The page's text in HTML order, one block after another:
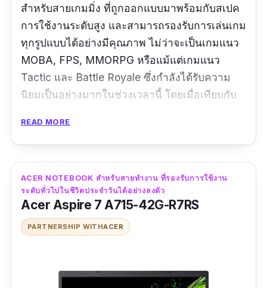
สำหรับสายเกมมิ่ง ที่ถูกออกแบบมาพร้อมกับสเปค
การใช้งานระดับสูง และสามารถรองรับการเล่นเกม
ทุกรูปแบบได้อย่างมีคุณภาพ ไม่ว่าจะเป็นเกมแนว
MOBA, FPS, MMORPG หรือแม้แต่เกมแนว
Tactic และ Battle Royale ซึ่งกำลังได้รับความ
นิยมเป็นอย่างมากในช่วงเวลานี้ โดยเมื่อเทียบกับ
nitro 5 AN515-57-7083 ค่อนข้างมีความหลาก
หลายและยืดหยุ่นในการใช้งานเป็นอย่างมาก ดัง
นั้น จึงจัดเป็นตัวเลือกที่น่าสนใจสำหรับคน ที่กำลัง
มองหาโน๊ตบุ๊ค acer รุ่นไหนดี มาไว้สำหรับการใช้
งานระยะยาวครับ
ข้อมูลเฉพาะ
GeForce RTX 3050|Ram :8 GB
READ MORE
ACER NOTEBOOK สำหรับสายทำงาน ที่รองรับการใช้งาน
ระดับทั่วไปในชีวิตประจำวันได้อย่างลงตัว
Acer Aspire 7 A715-42G-R7RS
PARTNERSHIP WITHACER